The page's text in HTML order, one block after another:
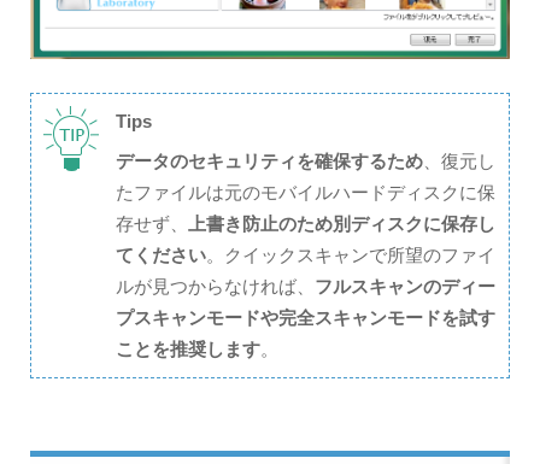
Tips
データのセキュリティを確保するため 、復元し
たファイルは元のモバイルハードディスクに保
存せず、
上書き防止のため別ディスクに保存し
てください。クイックスキャンで所望のファイ
ルが見つからなければ、 フルスキャンのディー
プスキャンモードや完全スキャンモードを試す
ことを推奨します。